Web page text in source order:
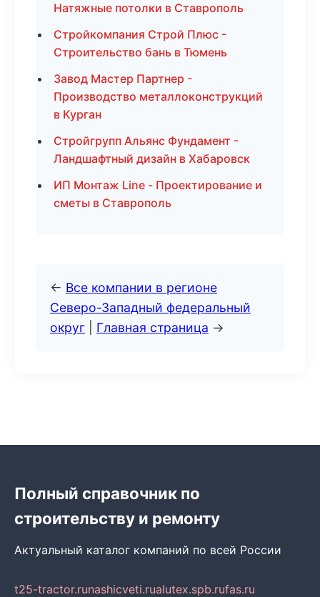
Натяжные потолки в Ставрополь
Стройкомпания Строй Плюс -
Строительство бань в Тюмень
Завод Мастер Партнер -
Производство металлоконструкций
в Курган
Стройгрупп Альянс Фундамент -
Ландшафтный дизайн в Хабаровск
ИП Монтаж Line - Проектирование и
сметы в Ставрополь
← Все компании в регионе
Северо-Западный федеральный
округ
Главная страница →
Полный справочник по
строительству и ремонту
Актуальный каталог компаний по всей России
t25-tractor.runashicveti.rualutex.spb.rufas.ru